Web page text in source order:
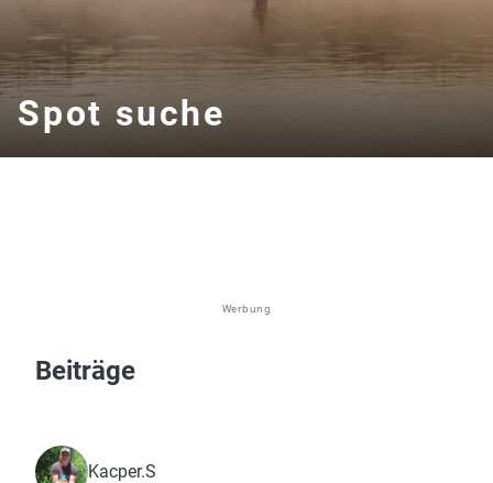
Spot suche
Werbung
Beiträge
Kacper.S